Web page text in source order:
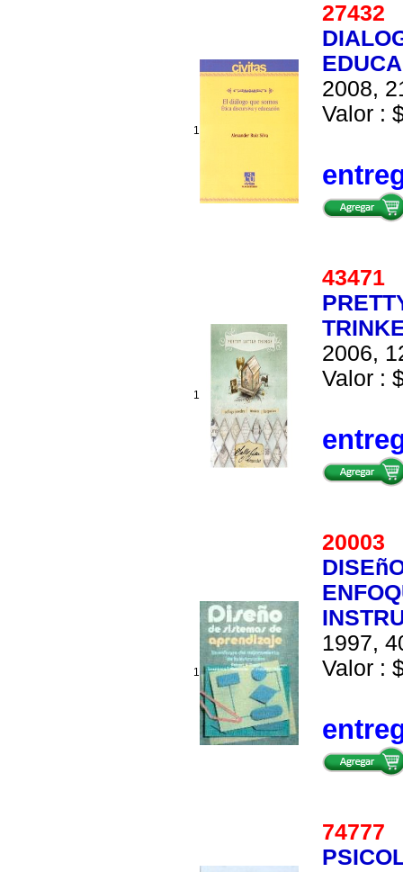
1
27432
2008,
Valor :
1
43471
2006,
Valor :
1
20003
1997,
Valor :
74777